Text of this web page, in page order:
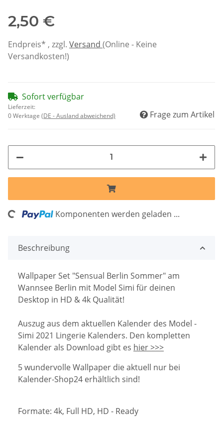
2,50 €
Endpreis* , zzgl. Versand (Online - Keine
Versandkosten!)
Sofort verfügbar
Lieferzeit:
0 Werktage (DE - Ausland abweichend) Frage zum Artikel
Komponenten werden geladen ...
Beschreibung
Wallpaper Set "Sensual Berlin Sommer" am
Wannsee Berlin mit Model Simi für deinen
Desktop in HD & 4k Qualität!
Auszug aus dem aktuellen Kalender des Model -
Simi 2021 Lingerie Kalenders. Den kompletten
Kalender als Download gibt es hier >>>
5 wundervolle Wallpaper die aktuell nur bei
Kalender-Shop24 erhältlich sind!
Formate: 4k, Full HD, HD - Ready